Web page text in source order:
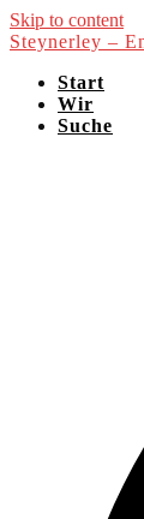
Skip to content
Steynerley –
Start
Wir
Suche